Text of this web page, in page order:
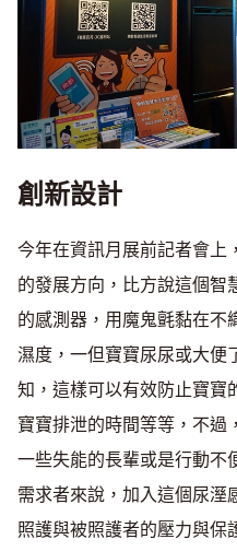
創新設計
今年在資訊月展前記者會上
的發展方向，比方說這個智
的感測器，用魔鬼氈黏在不
濕度，一但寶寶尿尿或大
知，這樣可以有效防止寶寶
寶寶排泄的時間等等，不過
一些失能的長輩或是行動不
需求者來說，加入這個尿溼
照護與被照護者的壓力與保